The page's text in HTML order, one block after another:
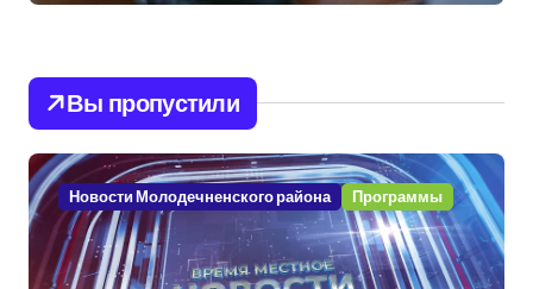
Вы пропустили
Новости Молодечненского района Программы